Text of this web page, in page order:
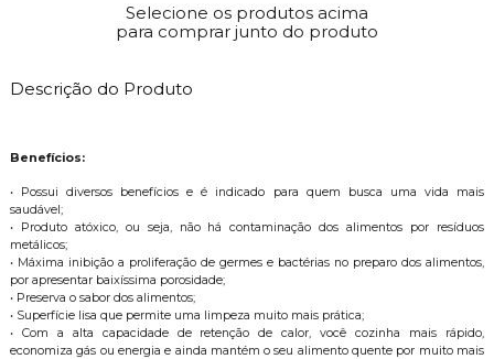
Selecione os produtos acima
para comprar junto do produto
Descrição do Produto
Benefícios:
• Possui diversos benefícios e é indicado para quem busca uma vida mais
saudável;
• Produto atóxico, ou seja, não há contaminação dos alimentos por resíduos
metálicos;
• Máxima inibição a proliferação de germes e bactérias no preparo dos alimentos,
por apresentar baixíssima porosidade;
• Preserva o sabor dos alimentos;
• Superfície lisa que permite uma limpeza muito mais prática;
• Com a alta capacidade de retenção de calor, você cozinha mais rápido,
economiza gás ou energia e ainda mantém o seu alimento quente por muito mais